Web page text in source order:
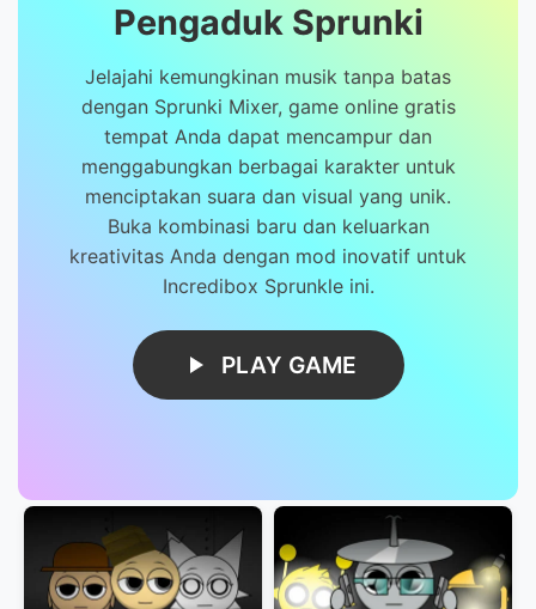
Pengaduk Sprunki
Jelajahi kemungkinan musik tanpa batas
dengan Sprunki Mixer, game online gratis
tempat Anda dapat mencampur dan
menggabungkan berbagai karakter untuk
menciptakan suara dan visual yang unik.
Buka kombinasi baru dan keluarkan
kreativitas Anda dengan mod inovatif untuk
Incredibox Sprunkle ini.
PLAY GAME